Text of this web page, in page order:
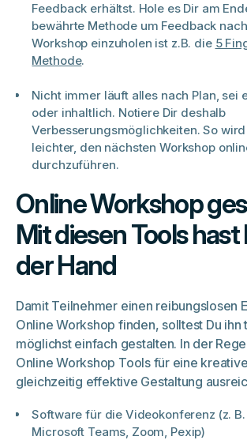
Feedback erhältst. Hole es Dir am
bewährte Methode um Feedback
Workshop einzuholen ist z.B. die 5
Methode.
Nicht immer läuft alles nach Plan, sei
oder inhaltlich. Notiere Dir deshalb
Verbesserungsmöglichkeiten. So
leichter, den nächsten Workshop
durchzuführen.
Online Workshop
Mit diesen Tools hast
der Hand
Damit Teilnehmer einen reibungslosen
Online Workshop finden, solltest Du ihn
möglichst einfach gestalten. In der
Online Workshop Tools für eine
gleichzeitig effektive Gestaltung
Software für die Videokonferenz (z.
Microsoft Teams, Zoom, Pexip)